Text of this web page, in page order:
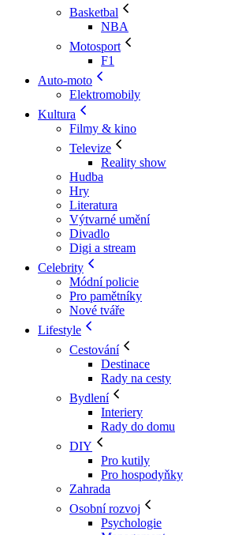
Basketbal
NBA
Motosport
F1
Auto-moto
Elektromobily
Kultura
Filmy & kino
Televize
Reality show
Hudba
Hry
Literatura
Výtvarné umění
Divadlo
Digi a stream
Celebrity
Módní policie
Pro pamětníky
Nové tváře
Lifestyle
Cestování
Destinace
Rady na cesty
Bydlení
Interiery
Rady do domu
DIY
Pro kutily
Pro hospodyňky
Zahrada
Osobní rozvoj
Psychologie